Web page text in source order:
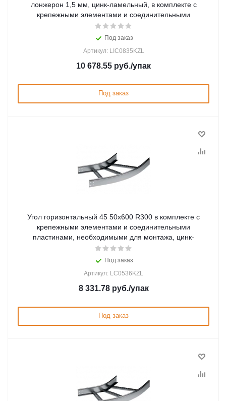
лонжерон 1,5 мм, цинк-ламельный, в комплекте с
крепежными элементами и соединительными
Под заказ
Артикул: LIC0835KZL
10 678.55 руб./упак
Под заказ
Угол горизонтальный 45 50x600 R300 в комплекте с
крепежными элементами и соединительными
пластинами, необходимыми для монтажа, цинк-
Под заказ
Артикул: LC0536KZL
8 331.78руб./упак
Под заказ